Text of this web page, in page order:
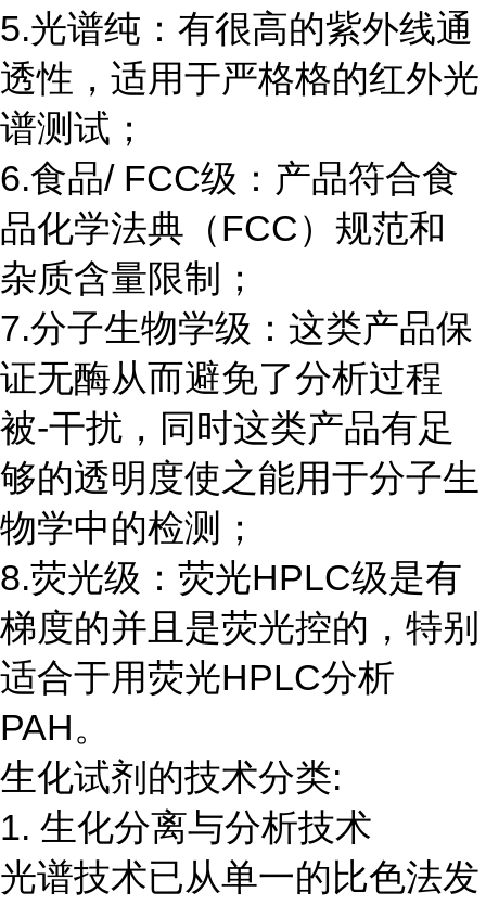
5.光谱纯：有很高的紫外线通
透性，适用于严格格的红外光
谱测试；
6.食品/ FCC级：产品符合食
品化学法典（FCC）规范和
杂质含量限制；
7.分子生物学级：这类产品保
证无酶从而避免了分析过程
被-干扰，同时这类产品有足
够的透明度使之能用于分子生
物学中的检测；
8.荧光级：荧光HPLC级是有
梯度的并且是荧光控的，特别
适合于用荧光HPLC分析
PAH。
生化试剂的技术分类:
1. 生化分离与分析技术
光谱技术已从单一的比色法发